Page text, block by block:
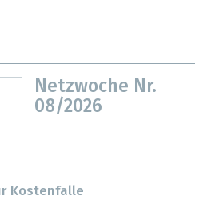
Netzwoche Nr.
08/2026
Kostenfalle